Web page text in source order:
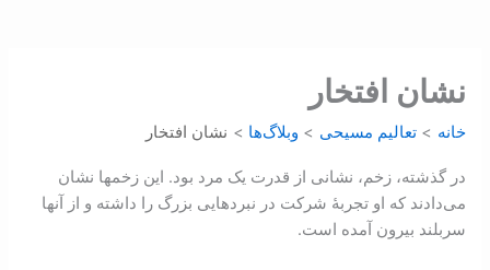
نشان افتخار
خانه تعالیم مسیحی وبلاگ‌ها نشان افتخار
در گذشته، زخم، نشانی از قدرت یک مرد بود. این زخمها نشان
می‌دادند که او تجربۀ شرکت در نبردهایی بزرگ را داشته و از آنها
سربلند بیرون آمده است.